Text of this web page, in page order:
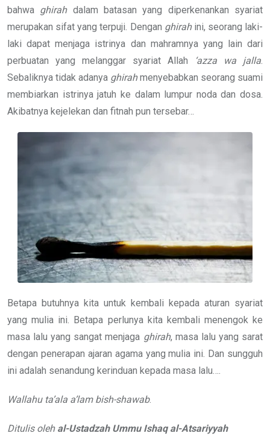
bahwa ghirahdalam batasan yang diperkenankan syariat
merupakan sifat yang terpuji. Dengan ghirahini, seorang laki-
laki dapat menjaga istrinya dan mahramnya yang lain dari
perbuatan yang melanggar syariat Allah
‘azza wa jalla.
Sebaliknya tidak adanya ghirahmenyebabkan seorang suami
membiarkan istrinya jatuh ke dalam lumpur noda dan dosa.
Akibatnya kejelekan dan fitnah pun tersebar…
Betapa butuhnya kita untuk kembali kepada aturan syariat
yang mulia ini. Betapa perlunya kita kembali menengok ke
masa lalu yang sangat menjaga ghirah, masa lalu yang sarat
dengan penerapan ajaran agama yang mulia ini. Dan sungguh
ini adalah senandung kerinduan kepada masa lalu….
Wallahu ta’ala a’lam bish-shawab.
Ditulis oleh al-Ustadzah Ummu Ishaq al-Atsariyyah